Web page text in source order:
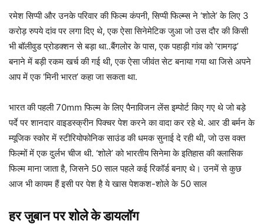
रमेश सिप्पी और उनके परिवार की फिल्म कंपनी, सिप्पी फिल्म्स ने ‘शोले’ के लिए 3
करोड़ रुपये दांव पर लगा दिए थे, एक ऐसा सिनेमेटिक जुआ जो उस दौर की किसी
भी बॉलीवुड प्रोडक्शन से बड़ा था..बैंगलोर के पास, एक पहाड़ी गांव को ‘रामगढ़’
बनाने में बड़ी रकम खर्च की गई थी, एक ऐसा जीवंत सेट बनाया गया था जिसे अपने
आप में एक ‘मिनी भारत’ कहा जा सकता था.
भारत की पहली 70mm फिल्म के लिए पैनाविजन लेंस इम्पोर्ट किए गए थे जो बड़े
पर्दे पर शानदार वाइडस्क्रीन पिक्चर पेश करने का वादा कर रहे थे. आर डी बर्मन के
म्यूजिक स्कोर में स्टीरियोफोनिक साउंड की धमक सुनाई दे रही थी, जो उस वक्त
फिल्मों में एक दुर्लभ चीज थी. ‘शोले’ को भारतीय सिनेमा के इतिहास की क्लासिक
फिल्म माना जाता है, जिसने 50 साल पहले कई रिकॉर्ड बनाए थे। उनमें से कुछ
आज भी कायम हैं इसी पर पेश है ये खास पेशकश-शोले के 50 साल
हर जुबान पर शोले के डायलॉग